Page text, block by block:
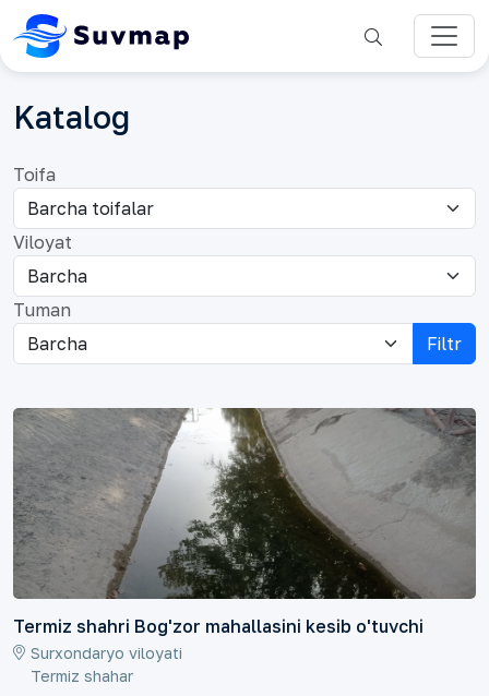
Katalog
Toifa
Viloyat
Tuman
Filtr
Termiz shahri Bog'zor mahallasini kesib o'tuvchi
Surxondaryo viloyati
Termiz shahar